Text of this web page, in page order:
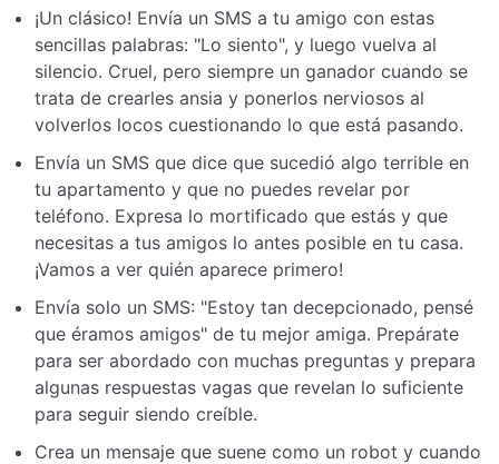
¡Un clásico! Envía un SMS a tu amigo con estas
sencillas palabras: "Lo siento", y luego vuelva al
silencio. Cruel, pero siempre un ganador cuando se
trata de crearles ansia y ponerlos nerviosos al
volverlos locos cuestionando lo que está pasando.
Envía un SMS que dice que sucedió algo terrible en
tu apartamento y que no puedes revelar por
teléfono. Expresa lo mortificado que estás y que
necesitas a tus amigos lo antes posible en tu casa.
¡Vamos a ver quién aparece primero!
Envía solo un SMS: "Estoy tan decepcionado, pensé
que éramos amigos" de tu mejor amiga. Prepárate
para ser abordado con muchas preguntas y prepara
algunas respuestas vagas que revelan lo suficiente
para seguir siendo creíble.
Crea un mensaje que suene como un robot y cuando